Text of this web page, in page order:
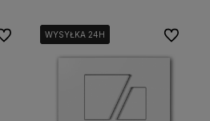
ulubionychWYSYŁKA 24H
WYSYŁKA 24H
WYSYŁKA 24H Do